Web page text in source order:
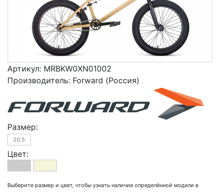
Артикул: MRBKW0XN01002
Производитель: Forward (Россия)
Размер:
20.5
Цвет:
Выберите размер и цвет, чтобы узнать наличие определённой модели в